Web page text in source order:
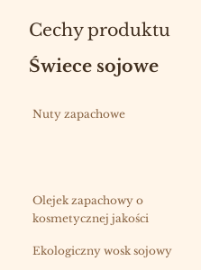
Cechy produktu
Świece sojowe
Nuty zapachowe
Olejek zapachowy o
kosmetycznej jakości
Ekologiczny wosk sojowy